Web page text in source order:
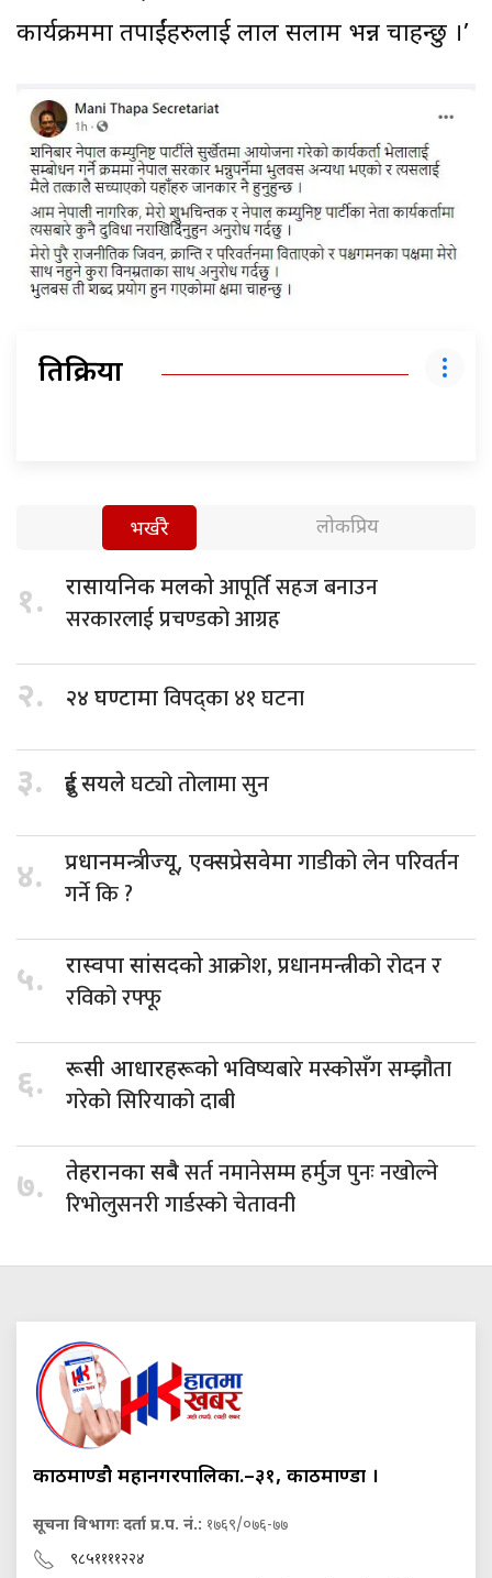
कार्यक्रममा तपाईंहरुलाई लाल सलाम भन्न चाहन्छु ।’
प्रतिक्रिया
भर्खरै लोकप्रिय
१. रासायनिक मलकोआपूर्ति सहज बनाउन
सरकारलाई प्रचण्डको आग्रह
२. २४ घण्टामाविपद्का ४१ घटना
३. दुई सयलेघट्यो तोलामा सुन
४. प्रधानमन्त्रीज्यू, एक्सप्रेसवेमागाडीको लेन परिवर्तन
गर्ने कि ?
५. रास्वपा सांसदकोआक्रोश, प्रधानमन्त्रीको रोदन र
रविको रफ्फू
६. रूसी आधारहरूकोभविष्यबारे मस्कोसँग सम्झौता
गरेको सिरियाको दाबी
७. तेहरानका सबैसर्त नमानेसम्म हर्मुज पुनः नखोल्ने
रिभोलुसनरी गार्डस्को चेतावनी
काठमाण्डौ महानगरपालिका.–३१, काठमाण्डौं ।
सूचना विभागः दर्ता प्र.प. नं.: १७६९/०७६-७७
९८५११११२२४